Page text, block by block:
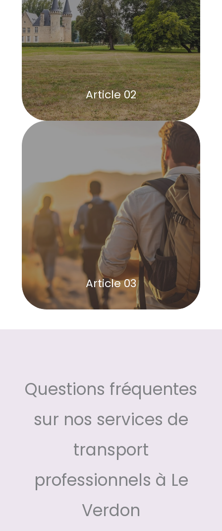
Article 02
Article 03
Questions fréquentes
sur nos services de
transport
professionnels à Le
Verdon